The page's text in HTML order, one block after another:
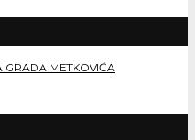
GRADA METKOVIĆA